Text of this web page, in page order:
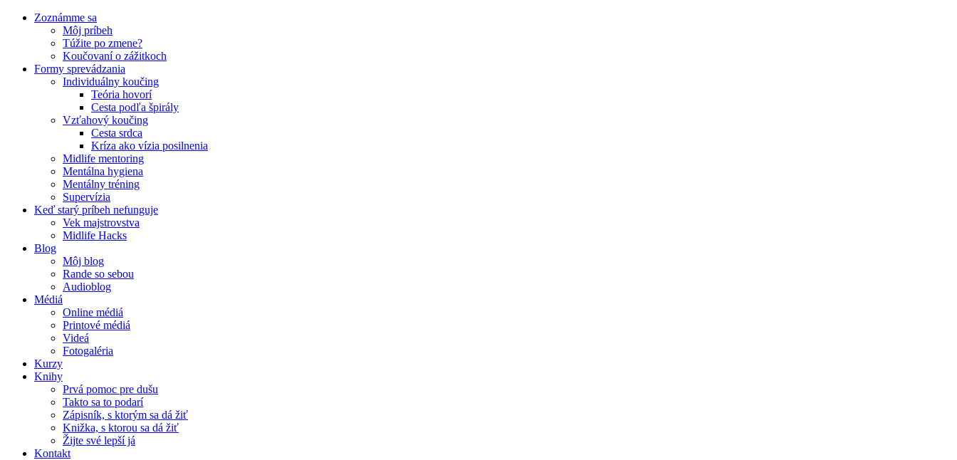
Zoznámme sa
Môj príbeh
Túžite po zmene?
Koučovaní o zážitkoch
Formy sprevádzania
Individuálny koučing
Teória hovorí
Cesta podľa špirály
Vzťahový koučing
Cesta srdca
Kríza ako vízia posilnenia
Midlife mentoring
Mentálna hygiena
Mentálny tréning
Supervízia
Keď starý príbeh nefunguje
Vek majstrovstva
Midlife Hacks
Blog
Môj blog
Rande so sebou
Audioblog
Médiá
Online médiá
Printové médiá
Videá
Fotogaléria
Kurzy
Knihy
Prvá pomoc pre dušu
Takto sa to podarí
Zápisník, s ktorým sa dá žiť
Knižka, s ktorou sa dá žiť
Žijte své lepší já
Kontakt